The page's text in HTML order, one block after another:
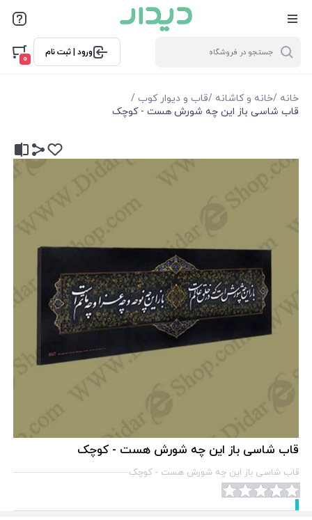
ورود | ثبت نام
0
خانه /خانه و کاشانه /قاب و دیوار کوب /
قاب شاسی باز این چه شورش هست - کوچک
قاب شاسی باز این چه شورش هست - کوچک
قاب شاسی باز این چه شورش هست - کوچک